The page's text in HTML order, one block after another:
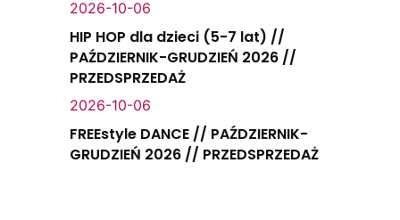
2026-10-06
HIP HOP dla dzieci (5-7 lat) //
PAŹDZIERNIK-GRUDZIEŃ 2026 //
PRZEDSPRZEDAŻ
2026-10-06
FREEstyle DANCE // PAŹDZIERNIK-
GRUDZIEŃ 2026 // PRZEDSPRZEDAŻ